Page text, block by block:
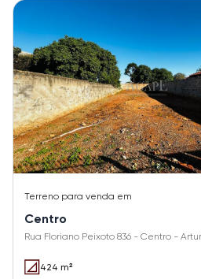
Terreno para venda em
Centro
Rua Floriano Peixoto 836 - Centro -
424 m²